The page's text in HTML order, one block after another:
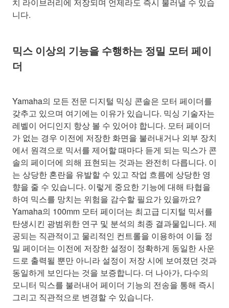
니다.
믹스 이상의 기능을 수행하는 정밀 모터 페이
더
Yamaha의 모든 전문 디지털 믹싱 콘솔은 모터 페이더를
갖추고 있으며 여기에는 이유가 있습니다. 믹싱 기술자는
레벨이 어디인지 항상 볼 수 있어야 합니다. 모터 페이더
가 없는 경우 이전에 저장한 화면을 불러내거나 외부 장치
에서 원격으로 믹서를 제어할 때마다 듣게 되는 믹스가 콘
솔의 페이더에 의해 표현되는 것과는 완전히 다릅니다. 이
는 상당한 혼란을 유발할 수 있고 작업 흐름에 상당한 영
향을 줄 수 있습니다. 이렇게 중요한 기능에 대해 타협을
하여 믹스를 망치는 위험을 감수할 필요가 있을까요?
Yamaha의 100mm 모터 페이더는 최고급 디지털 믹서를
탄생시킨 광범위한 연구 및 분석의 최종 결과물입니다. 제
공되는 직관적이고 물리적인 컨트롤을 이용하여 이들 정
밀 페이더는 이전에 저장한 설정이 정확하게 동일한 사운
드로 출력될 뿐만 아니라 설정이 저장 시에 보여졌던 것과
동일하게 보인다는 것을 보증합니다. 더 나아가, 다수의
모니터 믹스를 불러내어 페이더 기능의 전송을 통해 즉시
그리고 직관적으로 변경할 수 있습니다.